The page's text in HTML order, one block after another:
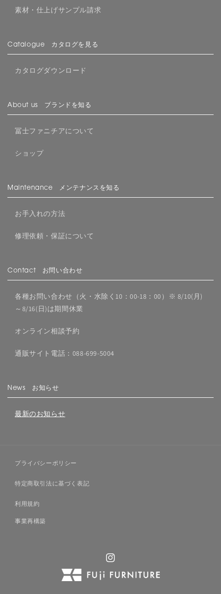
素材・仕上げサンプル請求
Catalogue カタログを見る
カタログダウンロード
About us ブランドを知る
冨士ファニチアについて
ショップ
Maintenance メンテナンスを知る
お手入れの方法
修理依頼・保証について
Contact お問い合わせ
各種お問い合わせ（火・水除く10：00-18：00）※ 8/10(月)
～8/16(日)は期間休業
オンライン相談予約
通販サイト電話：088-699-5004
News お知らせ
最新のお知らせ
プライバシーポリシー
特定商取引法に基づく表記
利用規約
事業再構築
Instagram